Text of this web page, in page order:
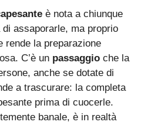
è nota a chiunque
assaporarle, ma proprio
rende la preparazione
C’è un passaggio che la
anche se dotate di
a trascurare: la completa
prima di cuocerle.
banale, è in realtà